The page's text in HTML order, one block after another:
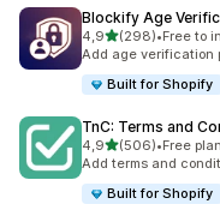
Blockify Age
4,9de 5 estrelas
(298)
298 total de•Free to
Add age verification
Built for Shopify
TnC: Terms and
4,9de 5 estrelas
(506)
506 total de•Free
Add terms and
Built for Shopify